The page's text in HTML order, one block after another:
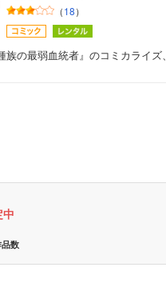
（18）
族の最弱血統者』のコミカライ
数